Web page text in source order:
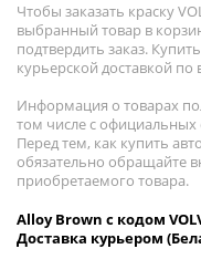
Чтобы заказать краску
выбранный товар в
подтвердить заказ.
курьерской доставкой по
Информация о товарах
том числе с официальных
Перед тем, как купить
обязательно обращайте
приобретаемого товара.
Alloy Brown с кодом
Доставка курьером